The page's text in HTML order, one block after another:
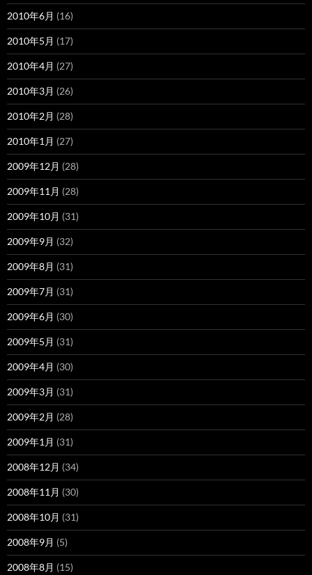
2010年6月 (16)
2010年5月 (17)
2010年4月 (27)
2010年3月 (26)
2010年2月 (28)
2010年1月 (27)
2009年12月 (28)
2009年11月 (28)
2009年10月 (31)
2009年9月 (32)
2009年8月 (31)
2009年7月 (31)
2009年6月 (30)
2009年5月 (31)
2009年4月 (30)
2009年3月 (31)
2009年2月 (28)
2009年1月 (31)
2008年12月 (34)
2008年11月 (30)
2008年10月 (31)
2008年9月 (5)
2008年8月 (15)